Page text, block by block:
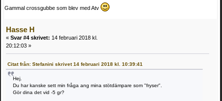
Gammal crossgubbe som blev med Atv
Hasse H
« Svar #4 skrivet: 14 februari 2018 kl.
20:12:03 »
Citat från: Stefanini skrivet 14 februari 2018 kl. 10:39:41
Hej.
Du har kanske sett min fråga ang mina stötdämpare som "fryser".
Gör dina det vid -5 gr?